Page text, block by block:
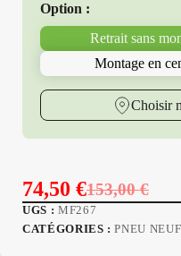
Saisons
215/50R17
Option :
Retrait sans
Montage en
Choisir
153,00€
Le
prix
74,50 €Le
prix
UGS : MF267
CATÉGORIES :PNEU NEUF